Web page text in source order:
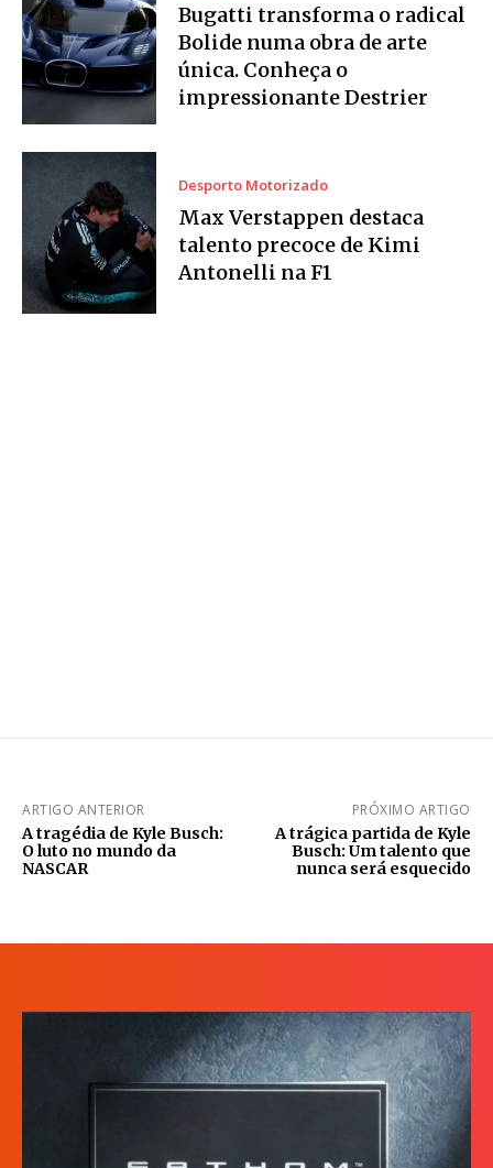
Bugatti transforma o radical
Bolide numa obra de arte
única. Conheça o
impressionante Destrier
Desporto Motorizado
Max Verstappen destaca
talento precoce de Kimi
Antonelli na F1
ARTIGO ANTERIOR
A tragédia de Kyle Busch:
O luto no mundo da
NASCAR
PRÓXIMO ARTIGO
A trágica partida de Kyle
Busch: Um talento que
nunca será esquecido